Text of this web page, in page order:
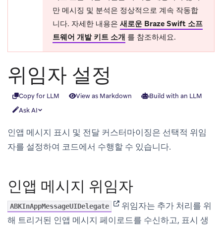
만 메시징 및 분석은 정상적으로 계속 작동합
니다. 자세한 내용은 새로운 Braze Swift 소프
트웨어 개발 키트 소개 를 참조하세요.
위임자 설정
Copy for LLM View as Markdown
Build with an LLM
Ask AI
인앱 메시지 표시 및 전달 커스터마이징은 선택적 위임
자를 설정하여 코드에서 수행할 수 있습니다.
인앱 메시지 위임자
ABKInAppMessageUIDelegate (opens in new tab)
위임자는 추가 처리를 위
해 트리거된 인앱 메시지 페이로드를 수신하고, 표시 생